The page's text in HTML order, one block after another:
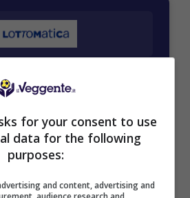
bonus scommesse e sport
+ 100% fino a 2000€ in Bonus
Sport
2050€
VERIFICA
for your consent to use
data for the following
purposes:
and content, advertising and